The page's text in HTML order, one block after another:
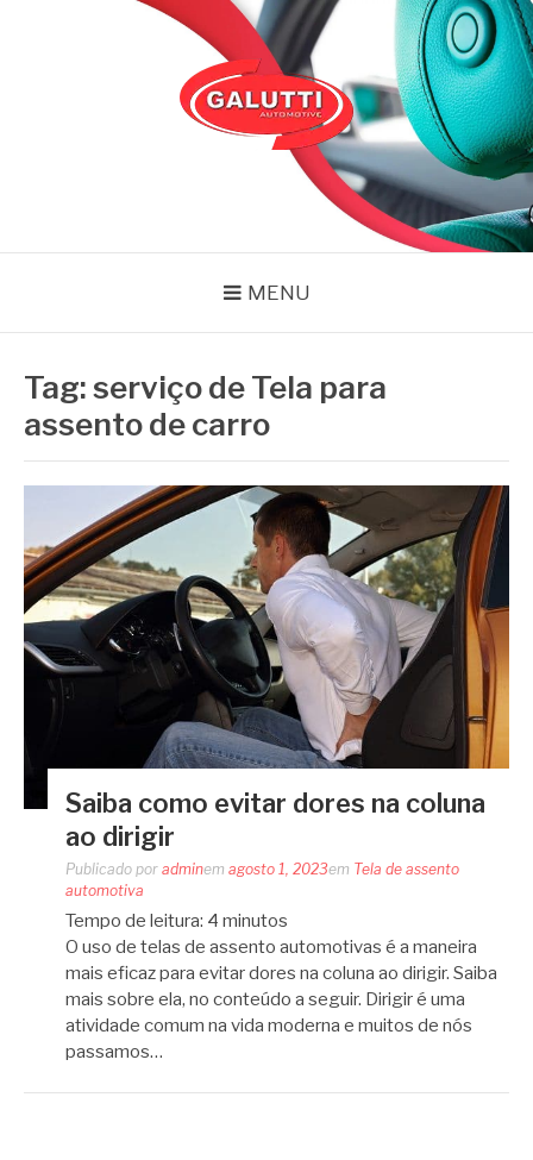
MENU
Tag:serviço de Tela para
assento de carro
Saiba como evitar dores na coluna
ao dirigir
Publicado por adminem agosto 1, 2023em Tela de assento
automotiva
Tempo de leitura: 4 minutos
O uso de telas de assento automotivas é a maneira
mais eficaz para evitar dores na coluna ao dirigir. Saiba
mais sobre ela, no conteúdo a seguir. Dirigir é uma
atividade comum na vida moderna e muitos de nós
passamos…